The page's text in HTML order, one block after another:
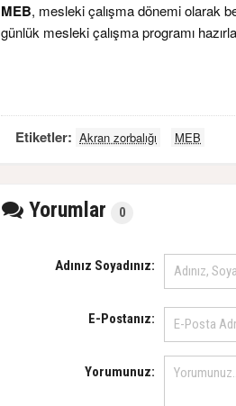
MEB, mesleki çalışma dönemi olarak
günlük mesleki çalışma programı
Etiketler: Akran zorbalığı MEB
Yorumlar 0
Adınız Soyadınız:
E-Postanız:
Yorumunuz: